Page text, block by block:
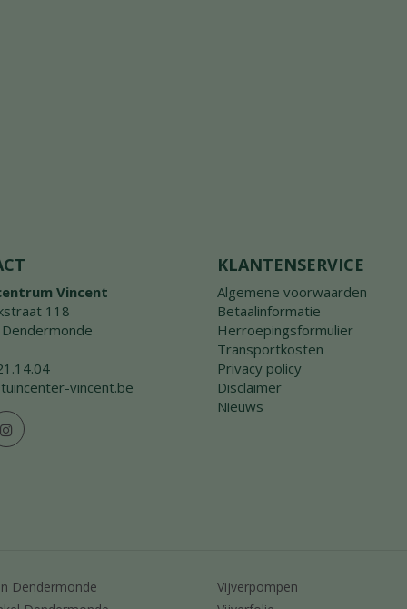
Vincent
118
vincent.be
KLANTENSERVICE
Algemene voorwaarden
Betaalinformatie
Herroepingsformulier
Transportkosten
Privacy policy
Disclaimer
Nieuws
Dendermonde
Vijverpompen